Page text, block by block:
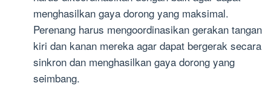
menghasilkan gaya dorong yang maksimal.
Perenang harus mengoordinasikan gerakan tangan
kiri dan kanan mereka agar dapat bergerak secara
sinkron dan menghasilkan gaya dorong yang
seimbang.